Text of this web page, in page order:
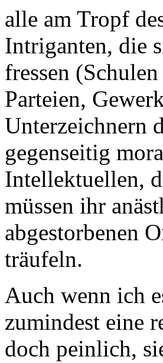
alle am Tropf
Intriganten, die
fressen
Parteien,
Unterzeichnern
gegenseitig
Intellektuellen,
müssen ihr
abgestorbenen
träufeln.
Auch wenn ich
zumindest eine
doch peinlich,